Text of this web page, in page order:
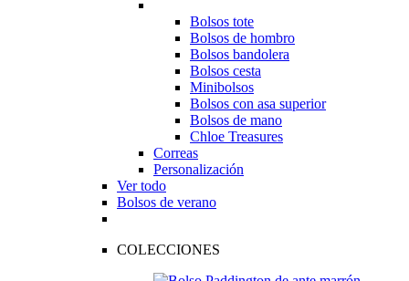
Bolsos tote
Bolsos de hombro
Bolsos bandolera
Bolsos cesta
Minibolsos
Bolsos con asa superior
Bolsos de mano
Chloe Treasures
Correas
Personalización
Ver todo
Bolsos de verano
COLECCIONES